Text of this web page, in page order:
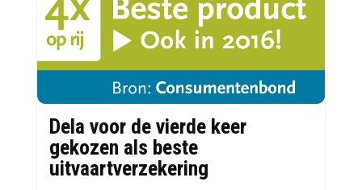
Dela voor de vierde keer
gekozen als beste
uitvaartverzekering